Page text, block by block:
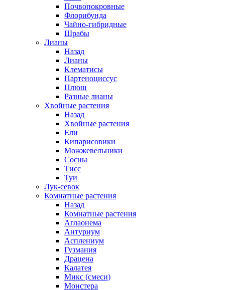
Почвопокровные
Флорибунда
Чайно-гибридные
Шрабы
Лианы
Назад
Лианы
Клематисы
Партеноциссус
Плющ
Разные лианы
Хвойные растения
Назад
Хвойные растения
Ели
Кипарисовики
Можжевельники
Сосны
Тисс
Туи
Лук-севок
Комнатные растения
Назад
Комнатные растения
Аглаонема
Антуриум
Асплениум
Гузмания
Драцена
Калатея
Микс (смеси)
Монстера